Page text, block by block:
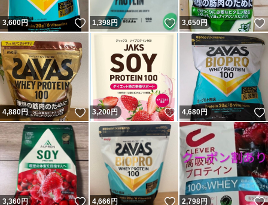
3,600円 いいね！
1,398円 いいね！
3,650円
4,880円 いいね！
3,200円 いいね！
4,680円
3,360円 いいね！
4,666円 いいね！
2,798円